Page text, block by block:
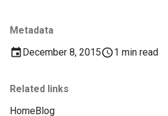
Metadata
December 8, 2015
1 min read
Related links
HomeBlog